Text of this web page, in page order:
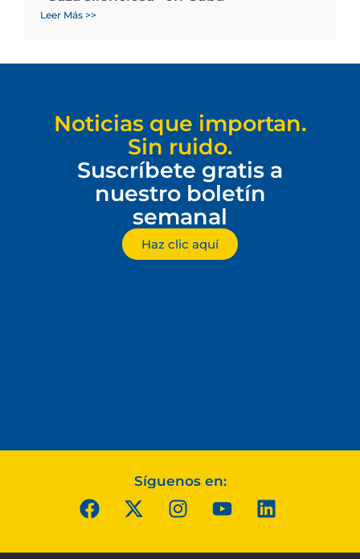
Leer Más >>
Noticias que importan.
Sin ruido.
Suscríbete gratis a
nuestro boletín
semanal
Haz clic aquí
Síguenos en: